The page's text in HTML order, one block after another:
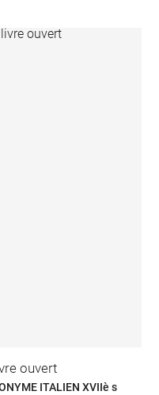
ouvert
Taddeo, copie d'après ; ANONYME ITALIEN XVIIè s